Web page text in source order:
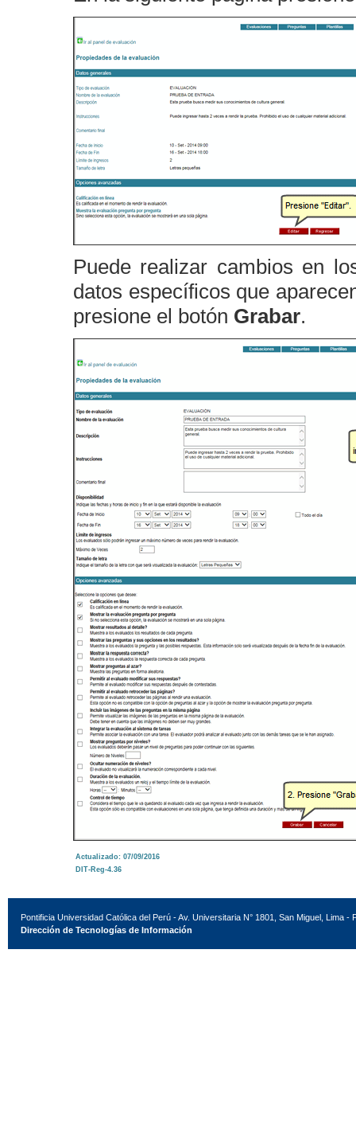
Puede realizar cambios en
datos específicos que
presione el botón Grabar.
Actualizado: 07/09/2016
DIT-Reg-4.36
Pontificia Universidad Católica del Perú - Av. Universitaria N° 1801, San Miguel, Lima -
Dirección de Tecnologías de Información